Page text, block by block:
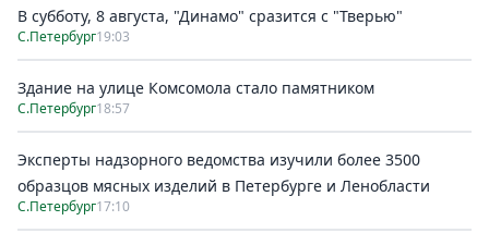
В субботу, 8 августа, "Динамо" сразится с "Тверью"
С.Петербург19:03
Здание на улице Комсомола стало памятником
С.Петербург18:57
Эксперты надзорного ведомства изучили более 3500
образцов мясных изделий в Петербурге и Ленобласти
С.Петербург17:10